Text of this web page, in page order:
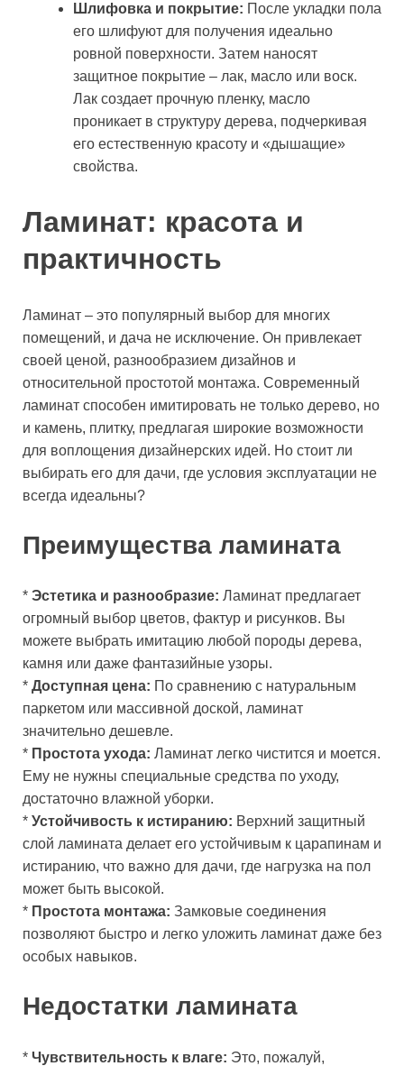
Шлифовка и покрытие: После укладки пола
его шлифуют для получения идеально
ровной поверхности. Затем наносят
защитное покрытие – лак, масло или воск.
Лак создает прочную пленку, масло
проникает в структуру дерева, подчеркивая
его естественную красоту и «дышащие»
свойства.
Ламинат: красота и
практичность
Ламинат – это популярный выбор для многих
помещений, и дача не исключение. Он привлекает
своей ценой, разнообразием дизайнов и
относительной простотой монтажа. Современный
ламинат способен имитировать не только дерево, но
и камень, плитку, предлагая широкие возможности
для воплощения дизайнерских идей. Но стоит ли
выбирать его для дачи, где условия эксплуатации не
всегда идеальны?
Преимущества ламината
* Эстетика и разнообразие: Ламинат предлагает
огромный выбор цветов, фактур и рисунков. Вы
можете выбрать имитацию любой породы дерева,
камня или даже фантазийные узоры.
* Доступная цена: По сравнению с натуральным
паркетом или массивной доской, ламинат
значительно дешевле.
* Простота ухода: Ламинат легко чистится и моется.
Ему не нужны специальные средства по уходу,
достаточно влажной уборки.
* Устойчивость к истиранию: Верхний защитный
слой ламината делает его устойчивым к царапинам и
истиранию, что важно для дачи, где нагрузка на пол
может быть высокой.
* Простота монтажа: Замковые соединения
позволяют быстро и легко уложить ламинат даже без
особых навыков.
Недостатки ламината
* Чувствительность к влаге: Это, пожалуй,